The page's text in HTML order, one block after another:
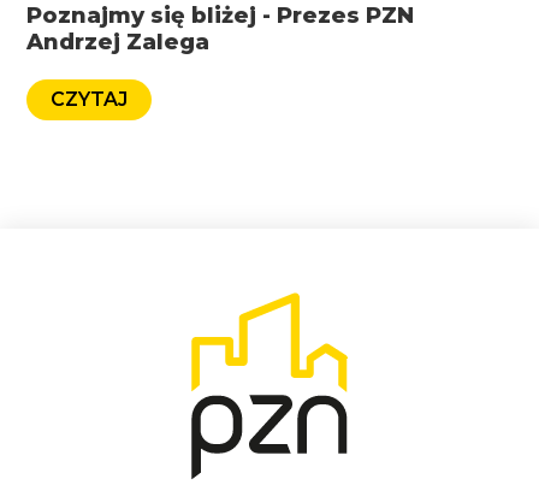
Poznajmy się bliżej - Prezes PZN
Andrzej Zalega
CZYTAJ